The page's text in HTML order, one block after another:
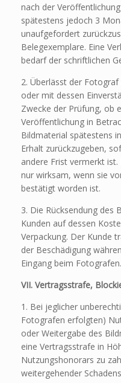
nach der
spätestens jedoch 3
unaufgefordert
Belegexemplare. Eine
bedarf der schriftlichen
2. Überlässt der
oder mit dessen
Zwecke der Prüfung, ob
Veröffentlichung in
Bildmaterial spätestens
Erhalt zurückzugeben,
andere Frist vermerkt
nur wirksam, wenn sie
bestätigt worden ist.
3. Die Rücksendung des
Kunden auf dessen
Verpackung. Der Kunde
der Beschädigung
Eingang beim Fotografen.
VII. Vertragsstrafe,
1. Bei jeglicher
Fotografen erfolgten)
oder Weitergabe des
eine Vertragsstrafe in
Nutzungshonorars zu
weitergehender